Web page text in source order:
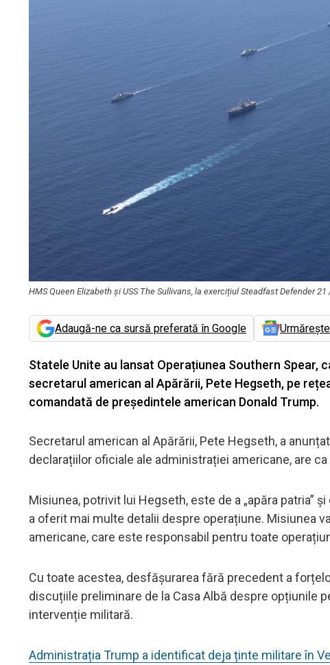
HMS Queen Elizabeth și USS The Sullivans, la exercițiul Steadfast Defender 21
Adaugă-ne ca sursă preferată în Google
Statele Unite au lansat Operațiunea Southern
secretarul american al Apărării, Pete Hegseth, pe
comandată de președintele american Donald Trump.
Secretarul american al Apărării, Pete Hegseth, a
declarațiilor oficiale ale administrației americane, are
Misiunea, potrivit lui Hegseth, este de a „apăra patria”
a oferit mai multe detalii despre operațiune. Misiunea
americane, care este responsabil pentru toate
Cu toate acestea, desfășurarea fără precedent a
discuțiile preliminare de la Casa Albă despre opțiunile
intervenție militară.
Administrația Trump a identificat deja ținte militare în